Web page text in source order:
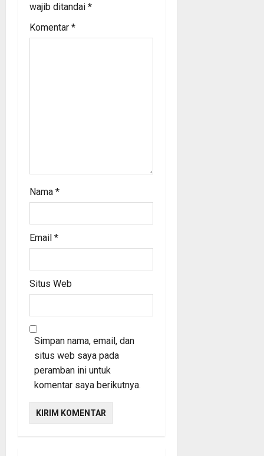
i
o
wajib ditandai *
Komentar *
Nama *
Email *
Situs Web
Simpan nama, email, dan
situs web saya pada
peramban ini untuk
komentar saya berikutnya.